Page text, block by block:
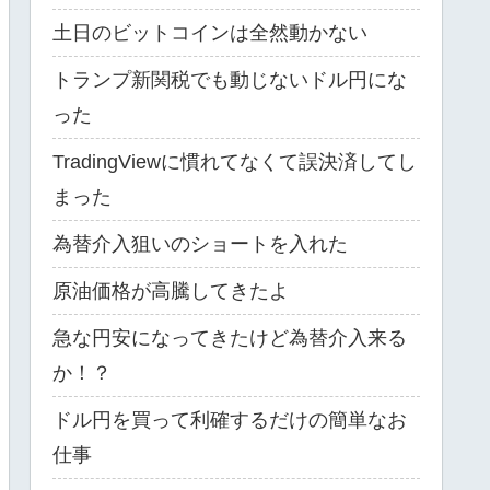
土日のビットコインは全然動かない
トランプ新関税でも動じないドル円にな
った
TradingViewに慣れてなくて誤決済してし
まった
為替介入狙いのショートを入れた
原油価格が高騰してきたよ
急な円安になってきたけど為替介入来る
か！？
ドル円を買って利確するだけの簡単なお
仕事